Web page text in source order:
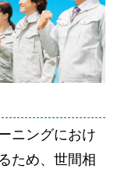
ニングにおけ
ため、世間相